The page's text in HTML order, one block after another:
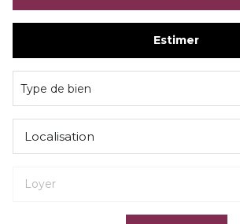
Du neuf
De l'immo pro
Estimer
Type de bien
Localisation
Loyer